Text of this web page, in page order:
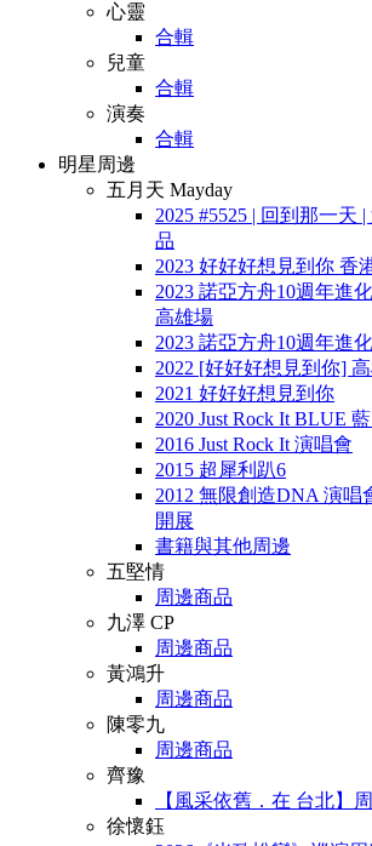
心靈
合輯
兒童
合輯
演奏
合輯
明星周邊
五月天 Mayday
2025 #5525 | 回到那一天
品
2023 好好好想見到你 香
2023 諾亞方舟10週年進
高雄場
2023 諾亞方舟10週年進
2022 [好好好想見到你]
2021 好好好想見到你
2020 Just Rock It BLUE
2016 Just Rock It 演唱會
2015 超犀利趴6
2012 無限創造DNA 演唱
開展
書籍與其他周邊
五堅情
周邊商品
九澤 CP
周邊商品
黃鴻升
周邊商品
陳零九
周邊商品
齊豫
【風采依舊．在 台北】
徐懷鈺